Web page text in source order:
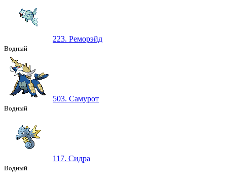
223. Реморэйд
Водный
503. Самурот
Водный
117. Сидра
Водный